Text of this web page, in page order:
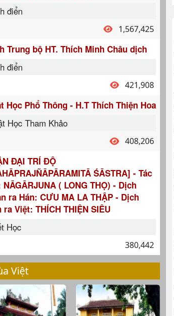
điển
1,567,425
Trung bộ HT. Thích Minh Châu dịch
điển
421,908
Học Phổ Thông - H.T Thích Thiện Hoa
Học Tham Khảo
408,206
ĐẠI TRÍ ĐỘ
ŚĀSTRA] - Tác
CƯU MA LA THẬP - Dịch
ra Việt: THÍCH THIỆN SIÊU
Học
380,442
Việt